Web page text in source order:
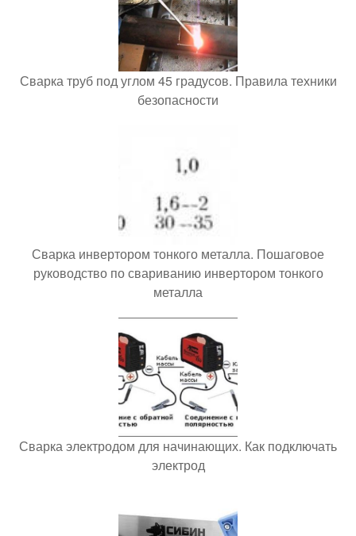
Сварка труб под углом 45 градусов. Правила техники
безопасности
Сварка инвертором тонкого металла. Пошаговое
руководство по свариванию инвертором тонкого
металла
Сварка электродом для начинающих. Как подключать
электрод